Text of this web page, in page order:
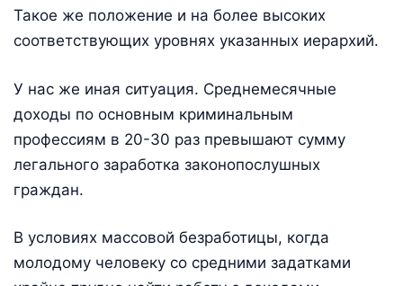
Такое же положение и на более высоких
соответствующих уровнях указанных иерархий.
У нас же иная ситуация. Среднемесячные
доходы по основным криминальным
профессиям в 20-30 раз превышают сумму
легального заработка законопослушных
граждан.
В условиях массовой безработицы, когда
молодому человеку со средними задатками